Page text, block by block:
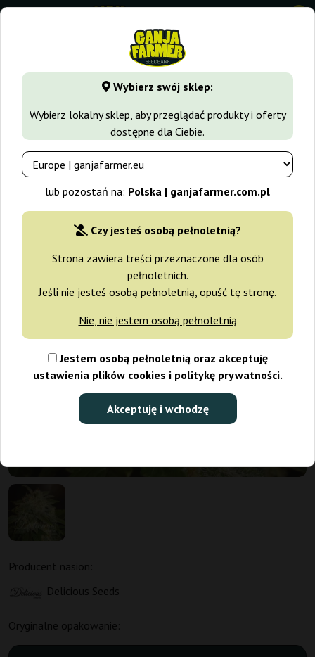
Wybierz swój sklep:
Wybierz lokalny sklep, aby przeglądać produkty i oferty
dostępne dla Ciebie.
lub pozostań na: Polska | ganjafarmer.com.pl
Czy jesteś osobą pełnoletnią?
Strona zawiera treści przeznaczone dla osób
pełnoletnich.
Jeśli nie jesteś osobą pełnoletnią, opuść tę stronę.
Nie, nie jestem osobą pełnoletnią
Jestem osobą pełnoletnią oraz akceptuję
ustawienia plików cookies i politykę prywatności.
Akceptuję i wchodzę
0
GanjaFarmer.com.pl Rodzaje Nasion Marihuany Nasiona
Seeds
Producent nasion:
Delicious Seeds
Oryginalne opakowanie: